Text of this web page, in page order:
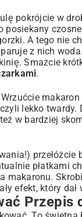
pokrójcie w
A tego nie
z nich
Smażcie
.
lekko
w bardziej
płatkami
efekt, który dał
Przepis